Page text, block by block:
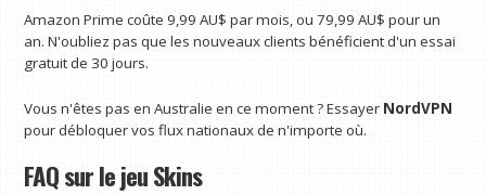
Amazon Prime coûte 9,99 AU$ par mois, ou 79,99 AU$ pour un
an. N'oubliez pas que les nouveaux clients bénéficient d'un essai
gratuit de 30 jours.
Vous n'êtes pas en Australie en ce moment ? Essayer NordVPN
pour débloquer vos flux nationaux de n'importe où.
FAQ sur le jeu Skins